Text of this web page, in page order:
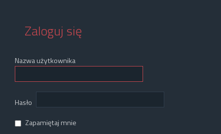
Zaloguj się
Nazwa użytkownika
Hasło
Zapamiętaj mnie